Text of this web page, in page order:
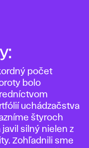
počet
bolo
uchádzačstva
štyroch
silný nielen z
Zohľadnili sme